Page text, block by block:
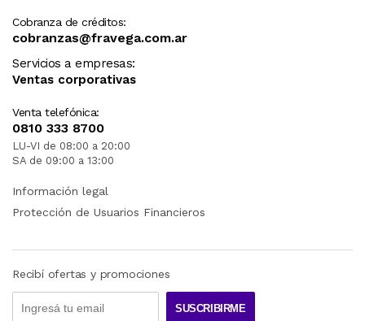
Cobranza de créditos:
cobranzas@fravega.com.ar
Servicios a empresas:
Ventas corporativas
Venta telefónica:
0810 333 8700
LU-VI de 08:00 a 20:00
SA de 09:00 a 13:00
Información legal
Protección de Usuarios Financieros
Recibí ofertas y promociones
SUSCRIBIRME